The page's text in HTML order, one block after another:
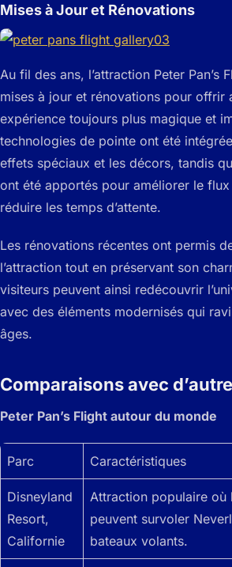
Mises à Jour et Rénovations
Au fil des ans, l’attraction Peter Pan’s
mises à jour et rénovations pour offrir
expérience toujours plus magique et
technologies de pointe ont été
effets spéciaux et les décors, tandis
ont été apportés pour améliorer le
réduire les temps d’attente.
Les rénovations récentes ont permis
l’attraction tout en préservant son
visiteurs peuvent ainsi redécouvrir
avec des éléments modernisés qui
âges.
Comparaisons avec
Peter Pan’s Flight autour du monde
Parc Caractéristiques
Disneyland
Resort,
Californie
Attraction populaire où
peuvent survoler
bateaux volants.